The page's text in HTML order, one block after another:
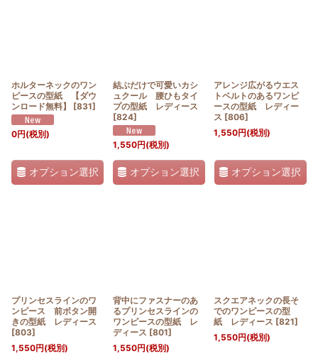
ホルターネックのワン
ピースの型紙 【ダウ
ンロード無料】
[831]
0円(税別)
オプション選択
結ぶだけで可愛いカシ
ュクール 腰ひもタイ
プの型紙 レディース
[824]
1,550円(税別)
オプション選択
アレンジ広がるウエス
トベルトのあるワンピ
ースの型紙 レディー
ス [806]
1,550円(税別)
オプション選択
プリンセスラインのワ
ンピース 前ボタン開
きの型紙 レディース
[803]
1,550円(税別)
背中にファスナーのあ
るプリンセスラインの
ワンピースの型紙 レ
ディース [801]
1,550円(税別)
スクエアネックの長そ
でのワンピースの型
紙 レディース [821]
1,550円(税別)